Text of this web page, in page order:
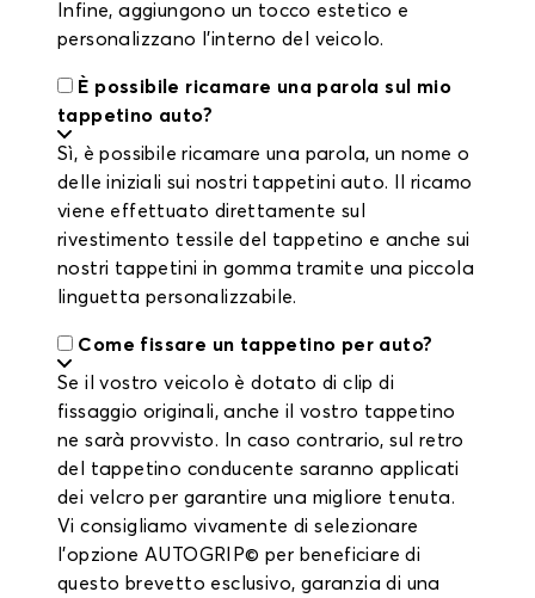
Infine, aggiungono un tocco estetico e
personalizzano l’interno del veicolo.
È possibile ricamare una parola sul mio
tappetino auto?
Sì, è possibile ricamare una parola, un nome o
delle iniziali sui nostri tappetini auto. Il ricamo
viene effettuato direttamente sul
rivestimento tessile del tappetino e anche sui
nostri tappetini in gomma tramite una piccola
linguetta personalizzabile.
Come fissare un tappetino per auto?
Se il vostro veicolo è dotato di clip di
fissaggio originali, anche il vostro tappetino
ne sarà provvisto. In caso contrario, sul retro
del tappetino conducente saranno applicati
dei velcro per garantire una migliore tenuta.
Vi consigliamo vivamente di selezionare
l'opzione AUTOGRIP© per beneficiare di
questo brevetto esclusivo, garanzia di una